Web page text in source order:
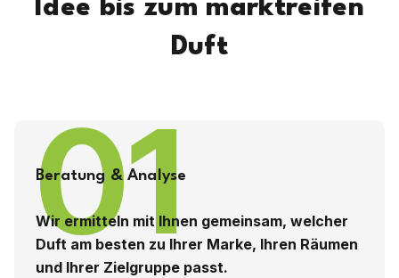
Idee bis zum marktreifen
Duft
01
Beratung & Analyse
Wir ermitteln mit Ihnen gemeinsam, welcher
Duft am besten zu Ihrer Marke, Ihren Räumen
und Ihrer Zielgruppe passt.